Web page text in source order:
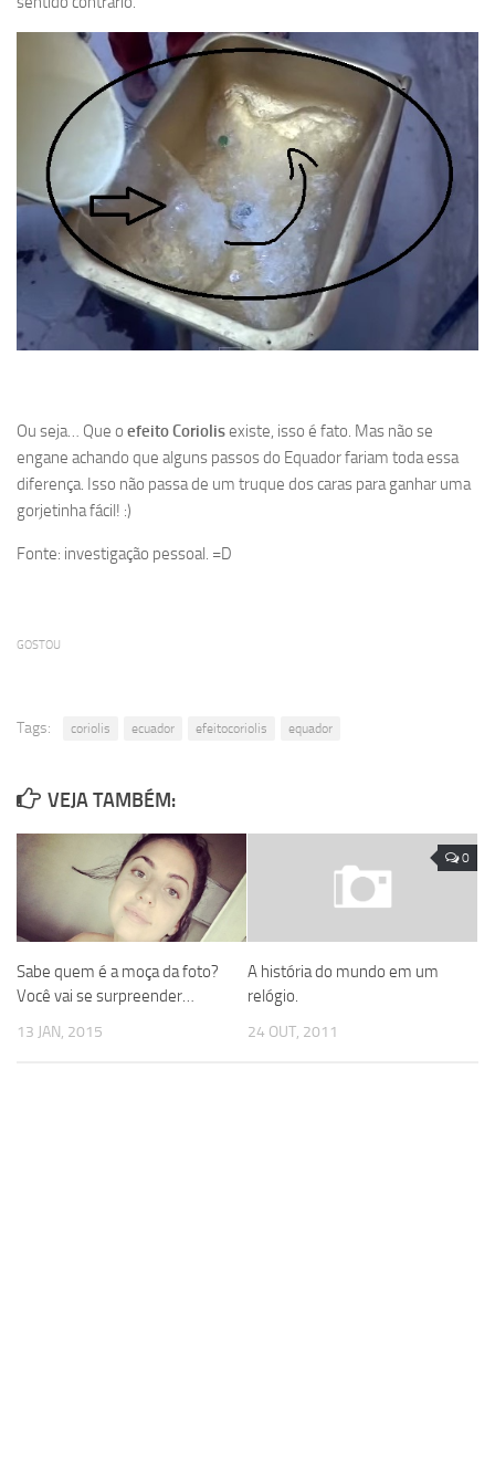
Ou seja… Que o efeito Coriolisexiste, isso é fato. Mas não se
engane achando que alguns passos do Equador fariam toda essa
diferença. Isso não passa de um truque dos caras para ganhar uma
gorjetinha fácil! :)
Fonte: investigação pessoal. =D
GOSTOU
Tags: coriolis ecuador efeitocoriolis equador
VEJA TAMBÉM:
Sabe quem é a moça da foto?
Você vai se surpreender…
13 JAN, 2015
0
A história do mundo em um
relógio.
24 OUT, 2011